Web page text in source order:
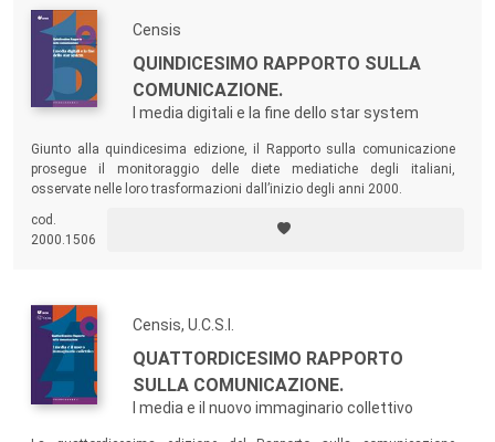
Censis
QUINDICESIMO RAPPORTO SULLA
COMUNICAZIONE.
I media digitali e la fine dello star system
Giunto alla quindicesima edizione, il Rapporto sulla comunicazione
prosegue il monitoraggio delle diete mediatiche degli italiani,
osservate nelle loro trasformazioni dall’inizio degli anni 2000.
cod.
2000.1506
Censis, U.C.S.I.
QUATTORDICESIMO RAPPORTO
SULLA COMUNICAZIONE.
I media e il nuovo immaginario collettivo